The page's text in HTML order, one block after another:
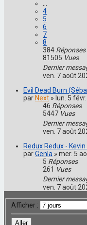
4
5
6
7
8
384 Réponses
81505 Vues
Dernier
ven. 7 août
Evil Dead Burn
parNext » lun. 5
46 Réponses
5447 Vues
Dernier
ven. 7 août
Redux Redux -
parGenla » mer. 5
5 Réponses
261 Vues
Dernier
ven. 7 août
Afficher :